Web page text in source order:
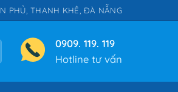
PHỦ, THANH KHÊ, ĐÀ NẴNG
0909. 119. 119
Hotline tư vấn